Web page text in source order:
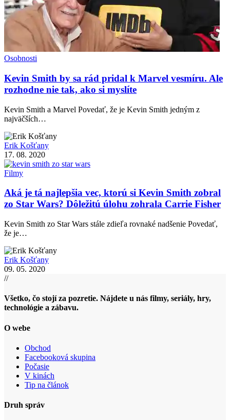
Osobnosti
Kevin Smith by sa rád pridal k Marvel vesmíru. Ale
rozhodne nie tak, ako si myslíte
Kevin Smith a Marvel Povedať, že je Kevin Smith jedným z
najväčších…
Erik Košťany
17. 08. 2020
Filmy
Aká je tá najlepšia vec, ktorú si Kevin Smith zobral
zo Star Wars? Dôležitú úlohu zohrala Carrie Fisher
Kevin Smith zo Star Wars stále zdieľa rovnaké nadšenie Povedať,
že je…
Erik Košťany
09. 05. 2020
//
Všetko, čo stojí za pozretie. Nájdete u nás filmy, seriály, hry,
technológie a zábavu.
O webe
Obchod
Facebooková skupina
Počasie
V kinách
Tip na článok
Druh správ